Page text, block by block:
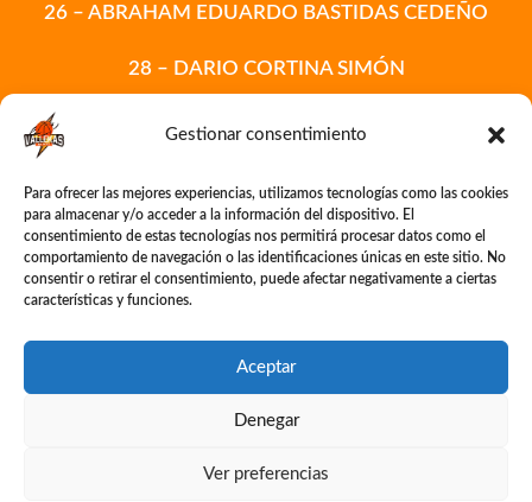
Gestionar consentimiento
Para ofrecer las mejores experiencias, utilizamos tecnologías como las cookies
para almacenar y/o acceder a la información del dispositivo. El
consentimiento de estas tecnologías nos permitirá procesar datos como el
comportamiento de navegación o las identificaciones únicas en este sitio. No
consentir o retirar el consentimiento, puede afectar negativamente a ciertas
características y funciones.
Aceptar
Denegar
Ver preferencias
26 – ABRAHAM EDUARDO BASTIDAS CEDEÑO
28 – DARIO CORTINA SIMÓN
30 – EDIN EDUARDO ACOSTA
ENTRENADOR: JAVIER SÁNCHEZ RUEDA
ENTRENADORA AYUDANTE: NOELIA VÁZQUEZ
CASTRO
ENTRENADORA AYUDANTE: NEREA GONZÁLEZ
GONZÁLEZ